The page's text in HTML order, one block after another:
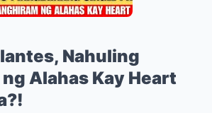
Nahuling
Alahas Kay Heart